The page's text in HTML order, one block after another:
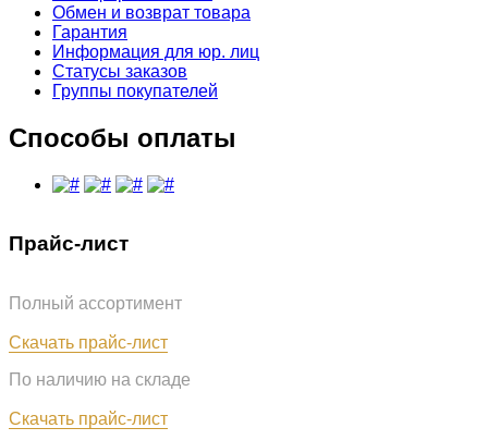
Обмен и возврат товара
Гарантия
Информация для юр. лиц
Статусы заказов
Группы покупателей
Способы оплаты
Прайс-лист
Полный ассортимент
Скачать прайс-лист
По наличию на складе
Скачать прайс-лист